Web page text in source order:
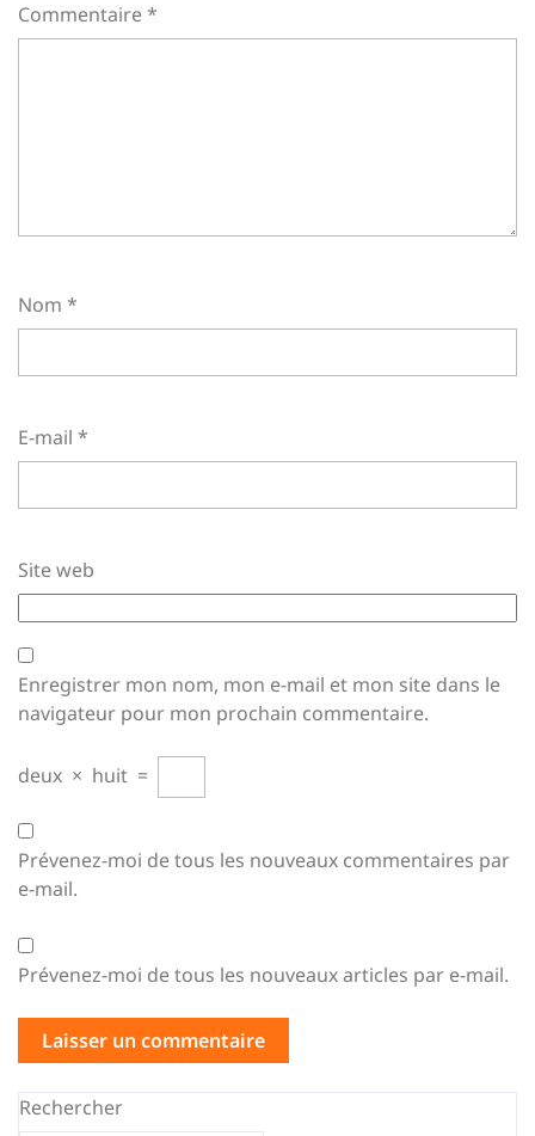
Commentaire*
Nom *
E-mail *
Site web
Enregistrer mon nom, mon e-mail et mon site dans le
navigateur pour mon prochain commentaire.
deux × huit =
Prévenez-moi de tous les nouveaux commentaires par
e-mail.
Prévenez-moi de tous les nouveaux articles par e-mail.
Rechercher